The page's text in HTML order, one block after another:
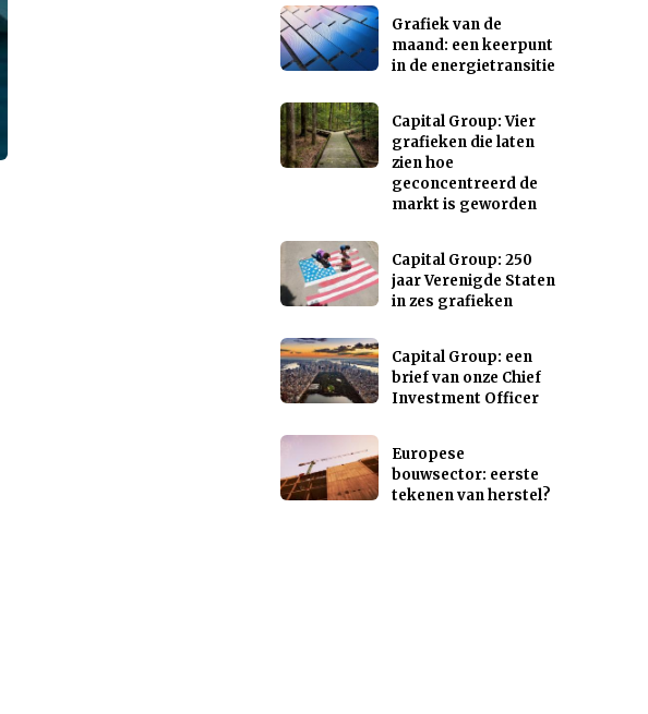
Grafiek van de
maand: een keerpunt
in de energietransitie
Capital Group: Vier
grafieken die laten
zien hoe
geconcentreerd de
markt is geworden
Capital Group: 250
jaar Verenigde Staten
in zes grafieken
Capital Group: een
brief van onze Chief
Investment Officer
Europese
bouwsector: eerste
tekenen van herstel?